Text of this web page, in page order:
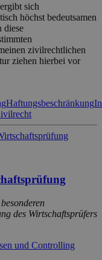
sich
höchst bedeutsamen
diese
zivilrechtlichen
ziehen hierbei vor
Haftungsbeschränkung
des Wirtschaftsprüfers
und Controlling